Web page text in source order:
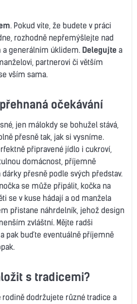
. Pokud víte, že budete v práci
rozhodně nepřemýšlejte nad
generálním úklidem. Delegujte a
partnerovi či větším
vším sama.
očekávání
jen málokdy se bohužel stává,
přesně tak, jak si vysníme.
připravené jídlo i cukroví,
domácnost, příjemně
přesně podle svých představ.
se může připálit, kočka na
se v kuse hádají a od manžela
přistane náhrdelník, jehož design
zvláštní. Mějte radši
pak buďte eventuálně příjemně
s tradicemi?
rodině dodržujete různé tradice a